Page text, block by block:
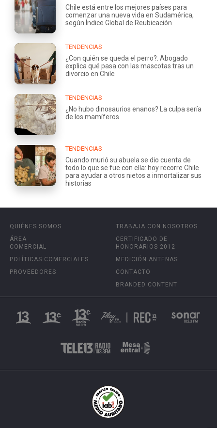
Chile está entre los mejores países para
comenzar una nueva vida en Sudamérica,
según Índice Global de Reubicación
TENDENCIAS
¿Con quién se queda el perro?: Abogado
explica qué pasa con las mascotas tras un
divorcio en Chile
TENDENCIAS
¿No hubo dinosaurios enanos? La culpa sería
de los mamíferos
TENDENCIAS
Cuando murió su abuela se dio cuenta de
todo lo que se fue con ella: hoy recorre Chile
para ayudar a otros nietos a inmortalizar sus
historias
QUIÉNES SOMOS
ÁREA
COMERCIAL
POLÍTICAS COMERCIALES
PROVEEDORES
TRABAJA CON NOSOTROS
CERTIFICADO DE
HONORARIOS 2012
MEDICIÓN ANTENAS
CONTACTO
BRANDED CONTENT